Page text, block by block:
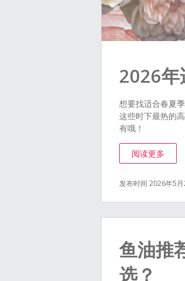
2026年
想要找适合春夏
这些时下最热的
有哦！
阅读更多
发布时间 2026年5月
鱼油推
选？